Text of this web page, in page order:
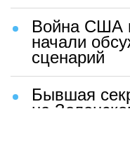
Война США
начали
сценарий
Бывшая
на